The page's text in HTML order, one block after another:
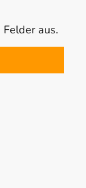
aus.